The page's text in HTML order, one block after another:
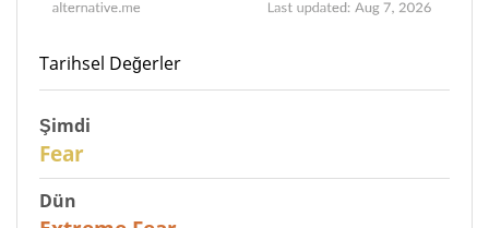
Tarihsel Değerler
Şimdi
Fear
Dün